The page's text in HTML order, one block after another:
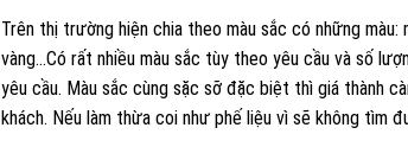
Trên thị trường hiện chia theo màu sắc có những
vàng…Có rất nhiều màu sắc tùy theo yêu cầu và số
yêu cầu. Màu sắc cùng sặc sỡ đặc biệt thì giá thành
khách. Nếu làm thừa coi như phế liệu vì sẽ không tìm